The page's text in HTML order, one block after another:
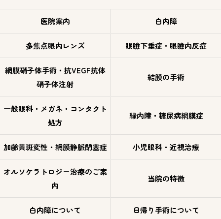
医院案内 白内障
多焦点眼内レンズ 眼瞼下垂症・眼瞼内反症
網膜硝子体手術・抗VEGF抗体
硝子体注射
結膜の手術
一般眼科・メガネ・コンタクト
処方
緑内障・糖尿病網膜症
加齢黄斑変性・網膜静脈閉塞症 小児眼科・近視治療
オルソケラトロジー治療のご案
内
当院の特徴
白内障について 日帰り手術について